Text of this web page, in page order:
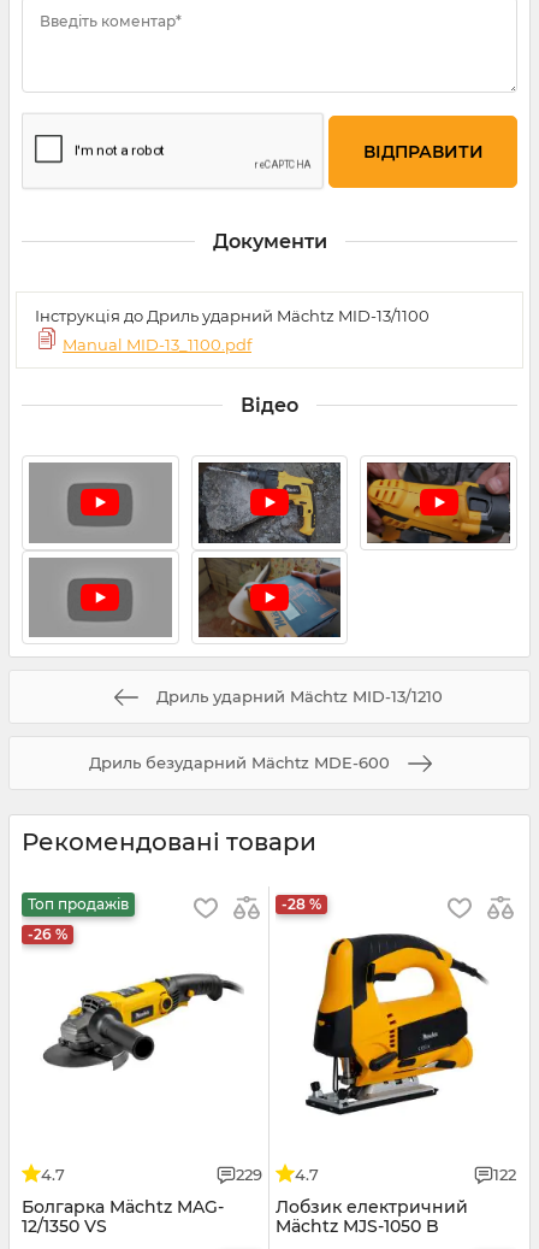
Введіть коментар*
Документи
Інструкція до Дриль ударний Mächtz MID-13/1100
Manual MID-13_1100.pdf
Відео
Дриль ударний Mächtz MID-13/1210
Дриль безударний Mächtz MDE-600
Рекомендовані товари
Топ продажів
-26 %
4.7 229
Болгарка Mächtz MAG-
12/1350 VS
-28 %
4.7 122
Лобзик електричний
Mächtz MJS-1050 B